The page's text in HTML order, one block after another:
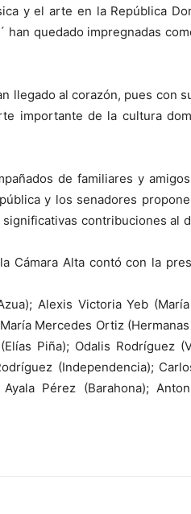
y el arte en la República
han quedado impregnadas
llegado al corazón, pues con
importante de la cultura
de familiares y
y los senadores
contribuciones al
Cámara Alta contó con la
Alexis Victoria Yeb
Mercedes Ortiz
Piña); Odalis Rodríguez
(Independencia);
Pérez (Barahona);